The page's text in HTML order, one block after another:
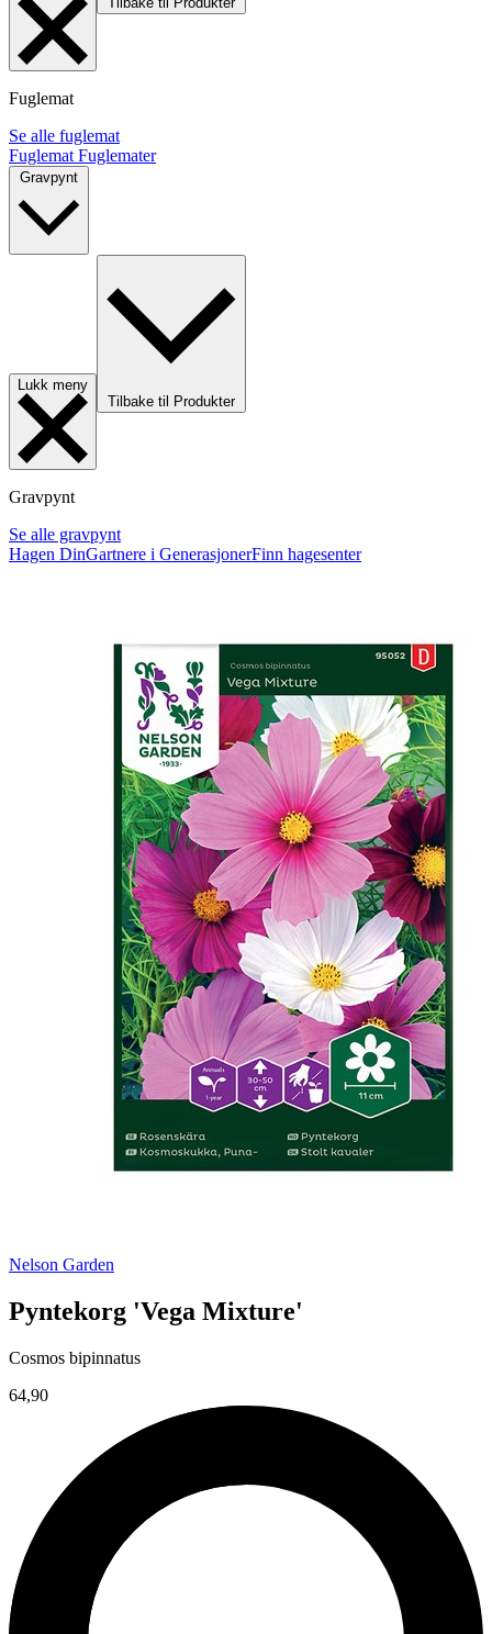
Fuglemat
Se alle fuglemat
Fuglemat Fuglemater
Lukk meny
Tilbake til Produkter
Gravpynt
Se alle gravpynt
Hagen DinGartnere i GenerasjonerFinn hagesenter
Nelson Garden
Pyntekorg 'Vega Mixture'
Cosmos bipinnatus
64,90